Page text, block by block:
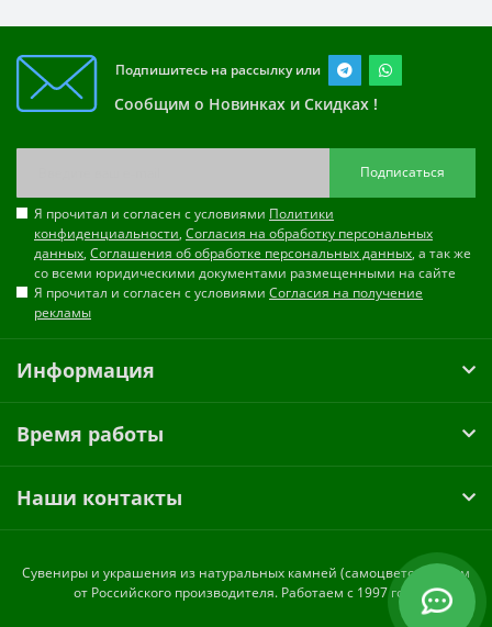
Подпишитесь на рассылку или
Сообщим о Новинках и Скидках !
Подписаться
Я прочитал и согласен с условиями Политики
конфиденциальности, Согласия на обработку персональных
данных, Соглашения об обработке персональных данных, а так же
со всеми юридическими документами размещенными на сайте
Я прочитал и согласен с условиями Согласия на получение
рекламы
Информация
Время работы
Наши контакты
Cувениры и украшения из натуральных камней (самоцветов) оптом
от Российского производителя. Работаем с 1997 года